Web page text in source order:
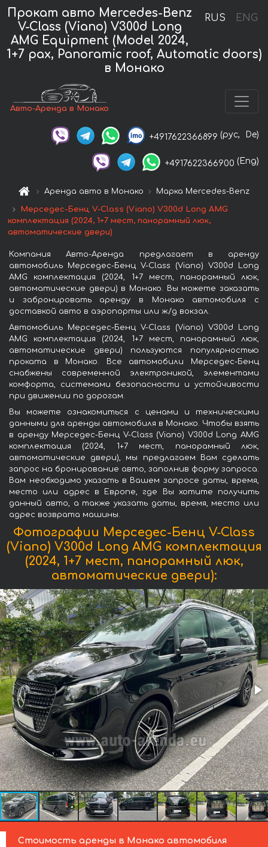
RUS ENG
Прокат авто Mercedes-Benz
V-Class (Viano) V300d Long
AMG Equipment (Model 2024,
1+7 pax, Panoramic roof, Automatic doors)
в Монако
Авто-Аренда в Монако
+4917622366899 (рус, De)
+4917622366900 (Eng)
Аренда авто в Монако Марка Mercedes-Benz
Мерседес-Бенц V-Class (Viano) V300d Long AMG
комплектация (2024, 1+7 мест, панорамный люк,
автоматические двери)
Компания Авто-Аренда предлагает в аренду
автомобиль Мерседес-Бенц V-Class (Viano) V300d Long
AMG комплектация (2024, 1+7 мест, панорамный люк,
автоматические двери) в Монако. Вы можете заказать
и забронировать аренду в Монако автомобиля с
доставкой авто в аэропорты или ж/д вокзал.
Автомобиль Мерседес-Бенц V-Class (Viano) V300d Long
AMG комплектация (2024, 1+7 мест, панорамный люк,
автоматические двери) пользуются популярностью
проката в Монако. Все автомобили Мерседес-Бенц
снабжены современной электроникой, элементами
комфорта, системами безопасности и устойчивости
при движении по дорогам.
Вы можете ознакомиться с ценами и техническими
данными для аренды автомобиля в Монако. Чтобы взять
в аренду Мерседес-Бенц V-Class (Viano) V300d Long AMG
комплектация (2024, 1+7 мест, панорамный люк,
автоматические двери), мы предлагаем Вам сделать
запрос на бронирование авто, заполнив форму запроса.
Вам необходимо указать в Вашем запросе даты, время,
место или адрес в Европе, где Вы хотите получить
данный авто, а также указать даты, время, место или
адрес возврата машины.
Фотографии Мерседес-Бенц V-Class
(Viano) V300d Long AMG комплектация
(2024, 1+7 мест, панорамный люк,
автоматические двери):
Стоимость аренды в Монако автомобиля